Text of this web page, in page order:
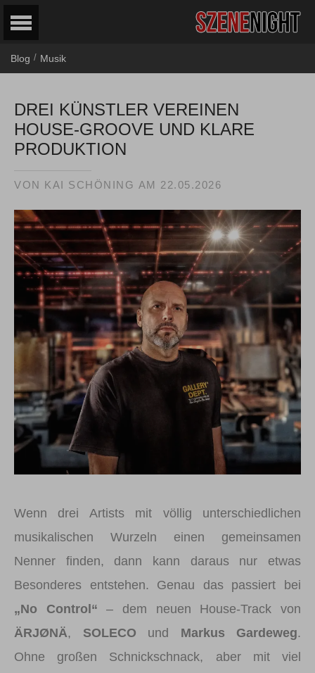
Blog / Musik
DREI KÜNSTLER VEREINEN
HOUSE-GROOVE UND KLARE
PRODUKTION
VON KAI SCHÖNING AM 22.05.2026
Wenn drei Artists mit völlig unterschiedlichen
musikalischen Wurzeln einen gemeinsamen
Nenner finden, dann kann daraus nur etwas
Besonderes entstehen. Genau das passiert bei
„No Control“ – dem neuen House-Track von
ÄRJØNÄ, SOLECO und Markus Gardeweg.
Ohne großen Schnickschnack, aber mit viel